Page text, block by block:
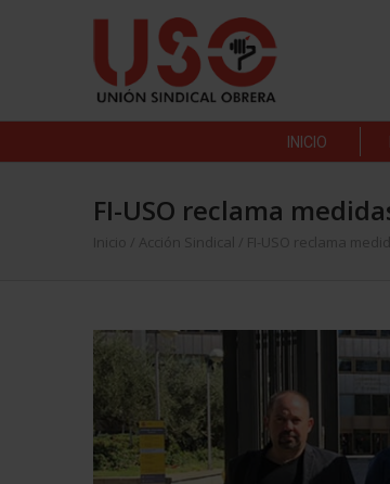
INICIO
FI-USO reclama
Inicio Acción Sindical FI-USO reclama